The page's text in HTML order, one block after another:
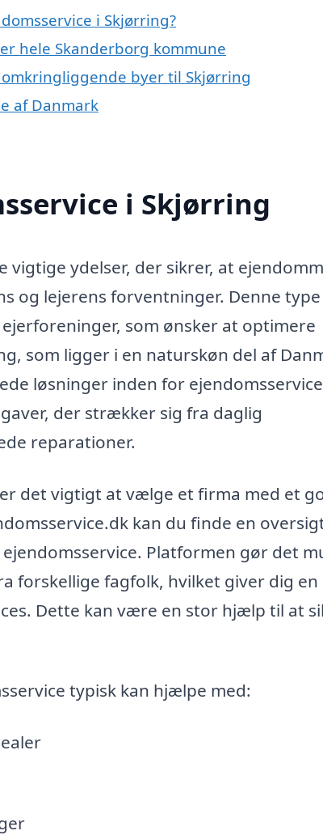
i Skjørring?
hele Skanderborg kommune
byer til Skjørring
af Danmark
i Skjørring
ydelser, der sikrer, at
og lejerens forventninger. Denne type
som ønsker at optimere
som ligger i en naturskøn del af
løsninger inden for
der strækker sig fra daglig
reparationer.
det vigtigt at vælge et firma med et
kan du finde en
Platformen gør det
forskellige fagfolk, hvilket giver dig en
Dette kan være en stor hjælp til at
typisk kan hjælpe med: